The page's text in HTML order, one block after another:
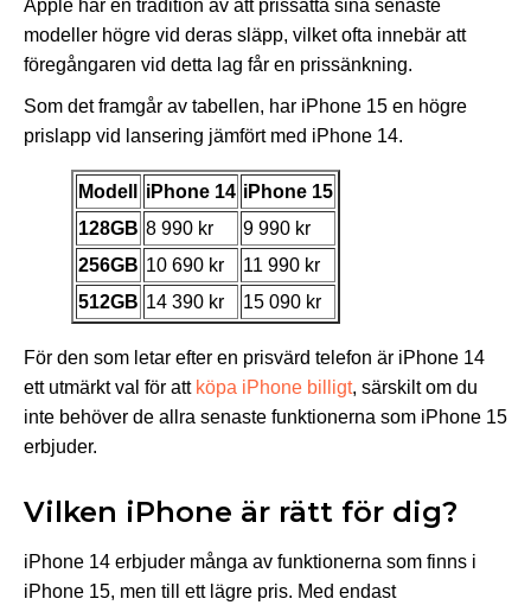
Apple har en tradition av att prissätta sina senaste
modeller högre vid deras släpp, vilket ofta innebär att
föregångaren vid detta lag får en prissänkning.
Som det framgår av tabellen, har iPhone 15 en högre
prislapp vid lansering jämfört med iPhone 14.
Modell iPhone 14 iPhone 15
128GB 8 990 kr
9 990 kr
256GB 10 690 kr
11 990 kr
512GB 14 390 kr 15 090 kr
För den som letar efter en prisvärd telefon är iPhone 14
ett utmärkt val för att köpa iPhone billigt, särskilt om du
inte behöver de allra senaste funktionerna som iPhone 15
erbjuder.
Vilken iPhone är rätt för dig?
iPhone 14 erbjuder många av funktionerna som finns i
iPhone 15, men till ett lägre pris. Med endast